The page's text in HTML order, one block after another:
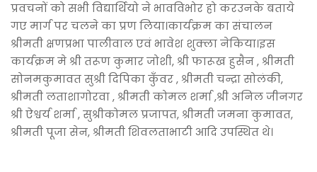
प्रवचनों को सभी विद्यार्थियो ने भावविभोर हो करउनके बताये
गए मार्ग पर चलने का प्रण लिया।कार्यक्रम का संचालन
श्रीमती क्षणप्रभा पालीवाल एवं भावेश शुक्ला नेकिया।इस
कार्यक्रम मे श्री तरूण कुमार जोशी, श्री फारूख हुसैन , श्रीमती
सोनमकुमावत सुश्री दिपिका कुँवर , श्रीमती चन्द्रा सोलंकी,
श्रीमती लताशागोरवा , श्रीमती कोमल शर्मा ,श्री अनिल जीनगर
श्री ऐश्वर्य शर्मा , सुश्रीकोमल प्रजापत, श्रीमती जमना कुमावत,
श्रीमती पूजा सेन, श्रीमती शिवलताभाटी आदि उपस्थित थे।